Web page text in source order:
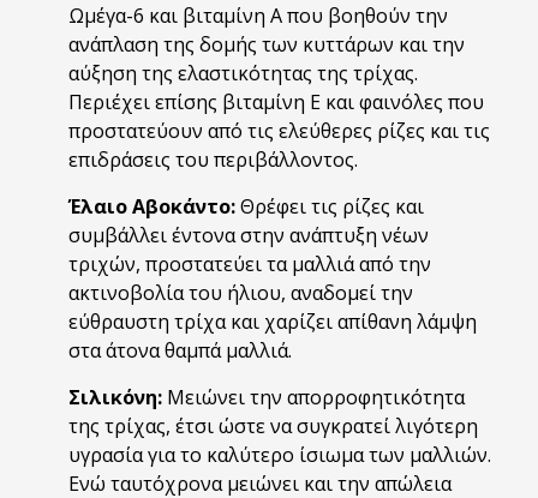
Ωμέγα-6 και βιταμίνη Α που βοηθούν την
ανάπλαση της δομής των κυττάρων και την
αύξηση της ελαστικότητας της τρίχας.
Περιέχει επίσης βιταμίνη Ε και φαινόλες που
προστατεύουν από τις ελεύθερες ρίζες και τις
επιδράσεις του περιβάλλοντος.
Έλαιο Αβοκάντο:Θρέφει τις ρίζες και
συμβάλλει έντονα στην ανάπτυξη νέων
τριχών, προστατεύει τα μαλλιά από την
ακτινοβολία του ήλιου, αναδομεί την
εύθραυστη τρίχα και χαρίζει απίθανη λάμψη
στα άτονα θαμπά μαλλιά.
Σιλικόνη:Μειώνει την απορροφητικότητα
της τρίχας, έτσι ώστε να συγκρατεί λιγότερη
υγρασία για το καλύτερο ίσιωμα των μαλλιών.
Ενώ ταυτόχρονα μειώνει και την απώλεια